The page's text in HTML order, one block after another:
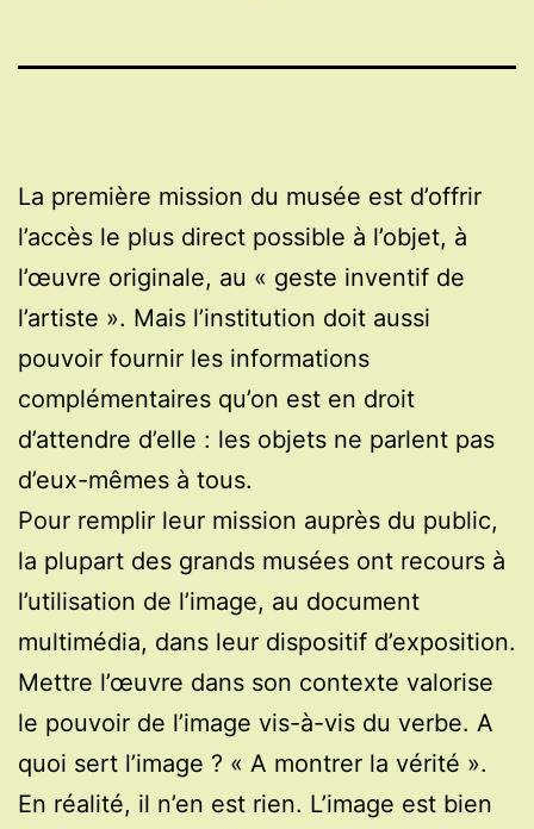
La première mission du musée est d’offrir
l’accès le plus direct possible à l’objet, à
l’œuvre originale, au « geste inventif de
l’artiste ». Mais l’institution doit aussi
pouvoir fournir les informations
complémentaires qu’on est en droit
d’attendre d’elle : les objets ne parlent pas
d’eux-mêmes à tous.
Pour remplir leur mission auprès du public,
la plupart des grands musées ont recours à
l’utilisation de l’image, au document
multimédia, dans leur dispositif d’exposition.
Mettre l’œuvre dans son contexte valorise
le pouvoir de l’image vis-à-vis du verbe. A
quoi sert l’image ? « A montrer la vérité ».
En réalité, il n’en est rien. L’image est bien